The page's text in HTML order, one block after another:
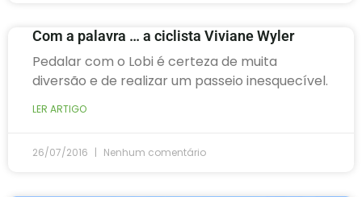
Com a palavra … a ciclista Viviane Wyler
Pedalar com o Lobi é certeza de muita
diversão e de realizar um passeio inesquecível.
LER ARTIGO
26/07/2016 Nenhum comentário